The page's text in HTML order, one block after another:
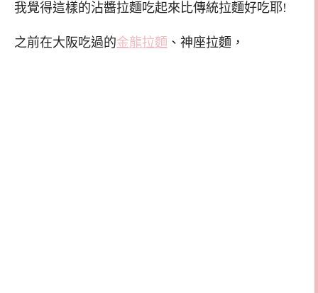
我覺得這樣的沾醬拉麵吃起來比傳統拉麵好吃耶!
之前在大阪吃過的金龍拉麵 、神座拉麵，